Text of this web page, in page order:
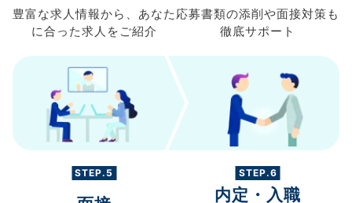
豊富な求人情報から、 あなた
に合った求人を ご紹介
応募書類の添削や面接対策も
徹底サポート
STEP.5 STEP.6
内定・入職